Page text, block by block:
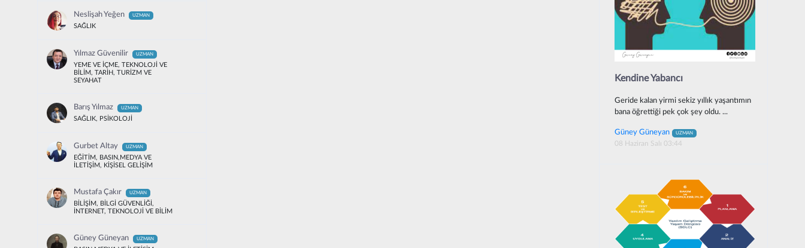
Neslişah Yeğen UZMAN
SAĞLIK
Yılmaz Güvenilir UZMAN
YEME VE İÇME, TEKNOLOJİ VE
BİLİM, TARİH, TURİZM VE
SEYAHAT
Barış Yılmaz UZMAN
SAĞLIK, PSİKOLOJİ
Gurbet Altay UZMAN
EĞİTİM, BASIN,MEDYA VE
İLETİŞİM, KİŞİSEL GELİŞİM
Mustafa Çakır UZMAN
BİLİŞİM, BİLGİ GÜVENLİĞİ,
İNTERNET, TEKNOLOJİ VE BİLİM
Güney Güneyan UZMAN
Kendine Yabancı
Geride kalan yirmi sekiz yıllık yaşantımın
bana öğrettiği pek çok şey oldu. ...
Güney Güneyan UZMAN
08 Haziran Salı 03:44